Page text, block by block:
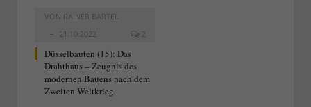
VON RAINER BARTEL
21.10.2022
2
Düsselbauten (15): Das
Drahthaus – Zeugnis des
modernen Bauens nach dem
Zweiten Weltkrieg